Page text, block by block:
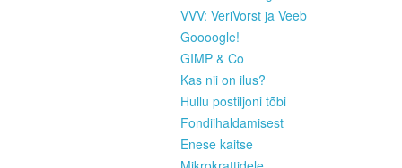
VVV: VeriVorst ja Veeb
Goooogle!
GIMP & Co
Kas nii on ilus?
Hullu postiljoni tõbi
Fondiihaldamisest
Enese kaitse